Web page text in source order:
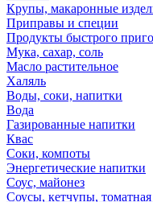
Крупы, макаронные
Приправы и специи
Продукты быстрого
Мука, сахар, соль
Масло растительное
Халяль
Воды, соки, напитки
Вода
Газированные напитки
Квас
Соки, компоты
Энергетические напитки
Соус, майонез
Соусы, кетчупы, томатная